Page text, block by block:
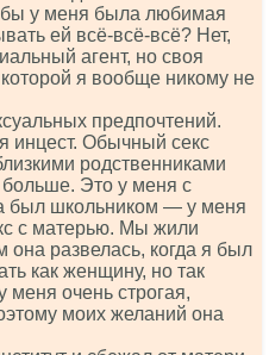
у меня была любимая
ей всё-всё-всё? Нет,
агент, но своя
я вообще никому не
предпочтений.
инцест. Обычный секс
родственниками
больше. Это у меня с
был школьником — у меня
с матерью. Мы жили
развелась, когда я был
как женщину, но так
меня очень строгая,
моих желаний она